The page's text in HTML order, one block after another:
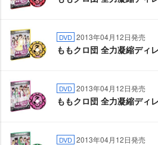
DVD 2013年04月12日発売
ももクロ団 全力凝縮ディ
DVD 2013年04月12日発売
ももクロ団 全力凝縮ディ
DVD 2013年04月12日発売